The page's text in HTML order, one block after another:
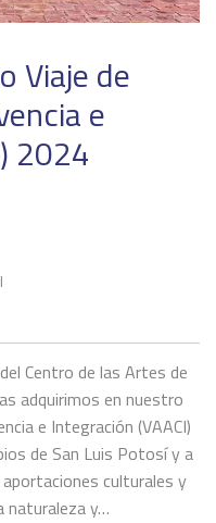
Viaje de
e
2024
Centro de las Artes de
adquirimos en nuestro
e Integración (VAACI)
de San Luis Potosí y a
culturales y
naturaleza y…